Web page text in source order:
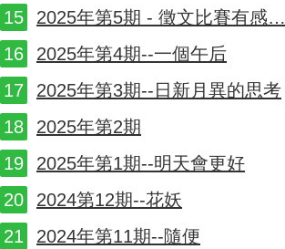
2025年第5期 - 徵文比賽有感…
2025年第4期--一個午后
2025年第3期--日新月異的思考
2025年第2期
2025年第1期--明天會更好
2024第12期--花妖
2024年第11期--隨便